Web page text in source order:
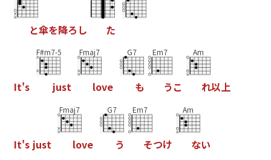
と傘を降ろ し た
It's
F#m7-5
just
Fmaj7
love
G7
も
Em7
う こ
Am
れ以上
It's just
Fmaj7
love
G7
う
Em7
そつけ
Am
ない